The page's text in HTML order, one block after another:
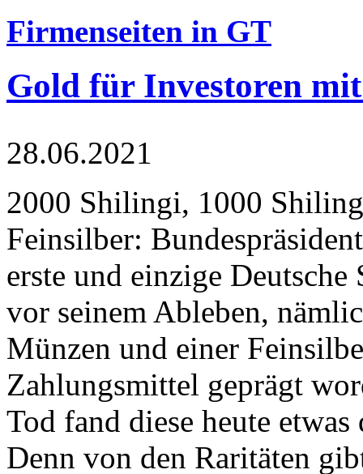
Firmenseiten in GT
Gold für Investoren
28.06.2021
2000 Shilingi, 1000
Feinsilber:
erste und einzige Deutsche
vor seinem Ableben,
Münzen und einer
Zahlungsmittel geprägt
Tod fand diese heute
Denn von den Raritäten